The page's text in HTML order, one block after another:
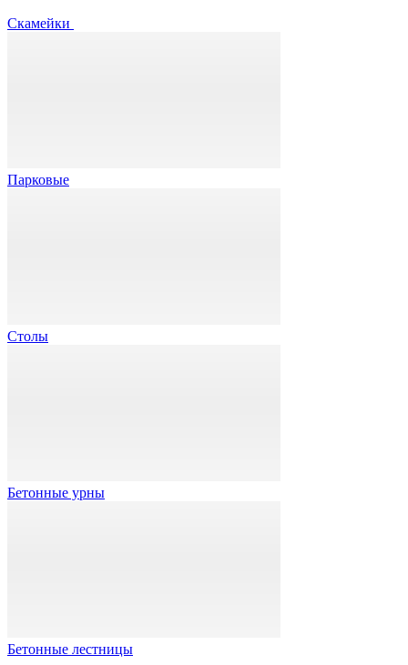
Скамейки
Парковые
Столы
Бетонные урны
Бетонные лестницы